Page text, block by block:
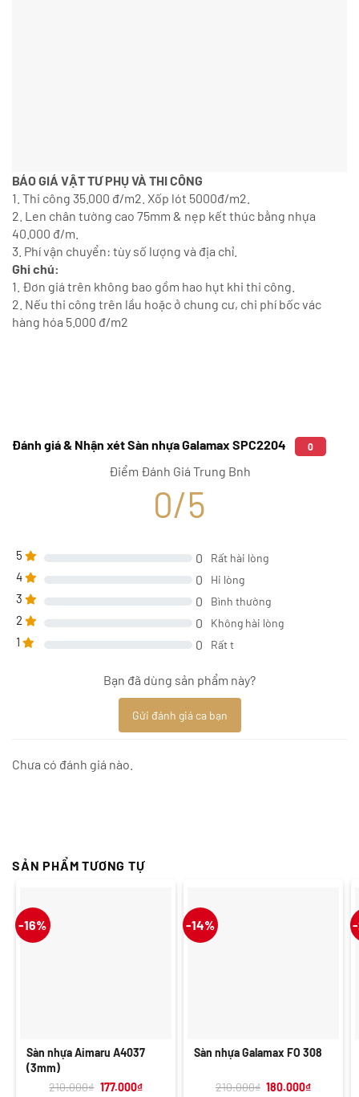
BÁO GIÁ VẬT TƯ PHỤ VÀ THI CÔNG
1. Thi công 35.000 đ/m2. Xốp lót 5000đ/m2.
2. Len chân tường cao 75mm & nẹp kết thúc bằng nhựa
40.000 đ/m.
3. Phí vận chuyển: tùy số lượng và địa chỉ.
Ghi chú:
1. Đơn giá trên không bao gồm hao hụt khi thi công.
2. Nếu thi công trên lầu hoặc ở chung cư, chi phí bốc vác
hàng hóa 5.000 đ/m2
Đánh giá & Nhận xét Sàn nhựa Galamax SPC2204 0
Điểm Đánh Giá Trung Bnh
0/5
5 0 Rất hài lòng
4 0 Hi lòng
3 0 Bình thường
2 0 Không hài lòng
1 0 Rất t
Bạn đã dùng sản phẩm này?
Gửi đánh giá ca bạn
Chưa có đánh giá nào.
SẢN PHẨM TƯƠNG TỰ
-16%
Sàn nhựa Aimaru A4037
(3mm)
210.000₫ Giá
177.000₫Giá
-14%
Sàn nhựa Galamax FO 308
210.000₫ Giá
180.000₫Giá